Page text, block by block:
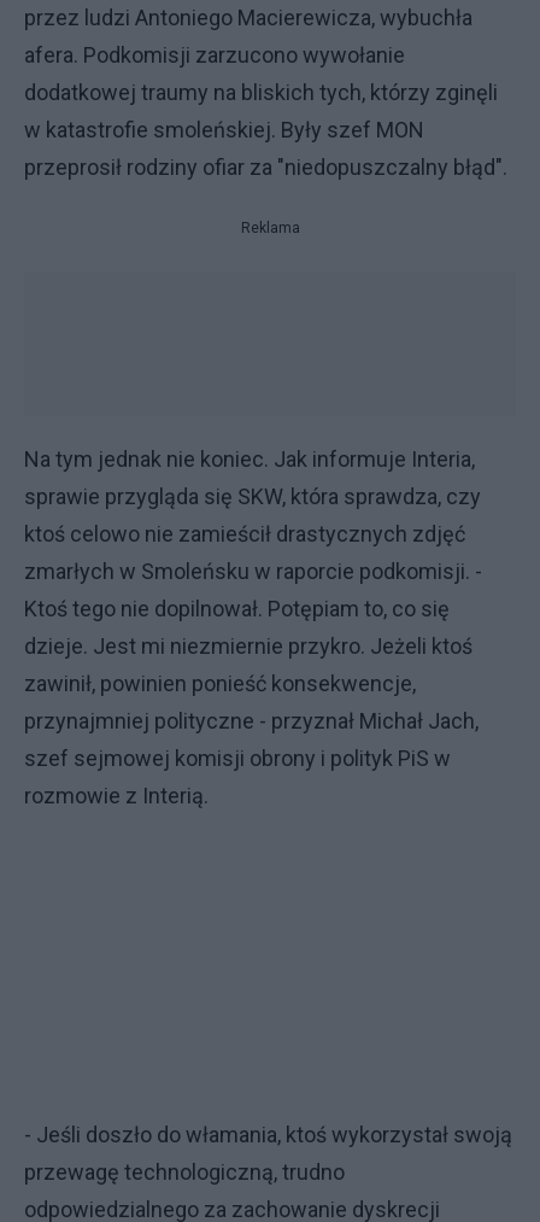
przez ludzi Antoniego Macierewicza, wybuchła
afera. Podkomisji zarzucono wywołanie
dodatkowej traumy na bliskich tych, którzy zginęli
w katastrofie smoleńskiej. Były szef MON
przeprosił rodziny ofiar za "niedopuszczalny błąd".
Reklama
Na tym jednak nie koniec. Jak informuje Interia,
sprawie przygląda się SKW, która sprawdza, czy
ktoś celowo nie zamieścił drastycznych zdjęć
zmarłych w Smoleńsku w raporcie podkomisji. -
Ktoś tego nie dopilnował. Potępiam to, co się
dzieje. Jest mi niezmiernie przykro. Jeżeli ktoś
zawinił, powinien ponieść konsekwencje,
przynajmniej polityczne - przyznał Michał Jach,
szef sejmowej komisji obrony i polityk PiS w
rozmowie z Interią.
- Jeśli doszło do włamania, ktoś wykorzystał swoją
przewagę technologiczną, trudno
odpowiedzialnego za zachowanie dyskrecji